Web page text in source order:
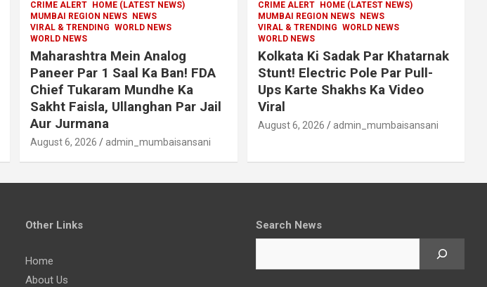
CRIME ALERT
HOME (LATEST NEWS)
MUMBAI REGION NEWS
NEWS
VIRAL & TRENDING WORLD NEWS
WORLD NEWS
Maharashtra Mein Analog
Paneer Par 1 Saal Ka Ban! FDA
Chief Tukaram Mundhe Ka
Sakht Faisla, Ullanghan Par Jail
Aur Jurmana
August 6, 2026 admin_mumbaisansani
CRIME ALERT
HOME (LATEST NEWS)
MUMBAI REGION NEWS
NEWS
VIRAL & TRENDING WORLD NEWS
WORLD NEWS
Kolkata Ki Sadak Par Khatarnak
Stunt! Electric Pole Par Pull-
Ups Karte Shakhs Ka Video
Viral
August 6, 2026 admin_mumbaisansani
Other Links
Home
About Us
Search News